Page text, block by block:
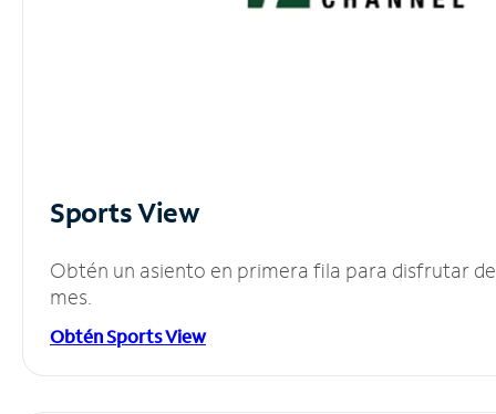
Sports View
Obtén un asiento en primera fila para disfrutar
mes.
Obtén Sports View